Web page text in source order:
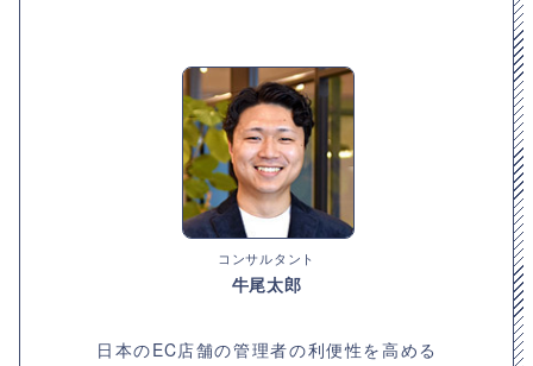
コンサルタント
牛尾太郎
日本のEC店舗の管理者の利便性を高める